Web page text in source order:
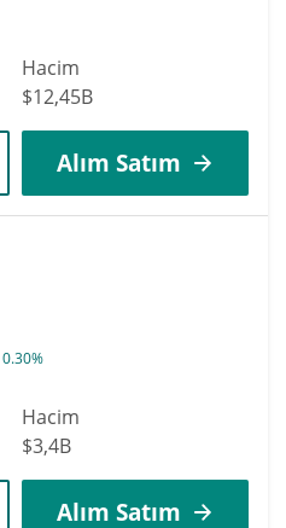
Hacim
$12,45B
Alım Satım
0.30%
Hacim
$3,4B
Alım Satım